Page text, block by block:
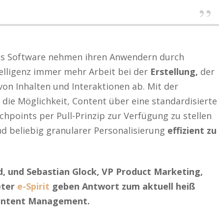
Software nehmen ihren Anwendern durch
immer mehr Arbeit bei der Erstellung, der
Inhalten und Interaktionen ab. Mit der
Möglichkeit, Content über eine standardisierte
per Pull-Prinzip zur Verfügung zu stellen
beliebig granularer Personalisierung effizient zu
und Sebastian Glock, VP Product Marketing,
e-Spirit geben Antwort zum aktuell heiß
Management.